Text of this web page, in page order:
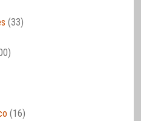
(33)
(16)